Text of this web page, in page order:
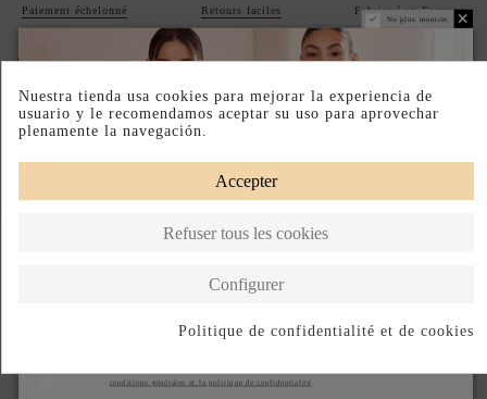
Paiement échelonné Retours faciles Fabriqué en Espagne
DESCRIPTION SHORT
DESCRIPTION
Ne plus montrer.
conditions générales et la politique de confidentialité
Nuestra tienda usa cookies para mejorar la experiencia de
usuario y le recomendamos aceptar su uso para aprovechar
plenamente la navegación.
Accepter
Refuser tous les cookies
Configurer
Politique de confidentialité et de cookies